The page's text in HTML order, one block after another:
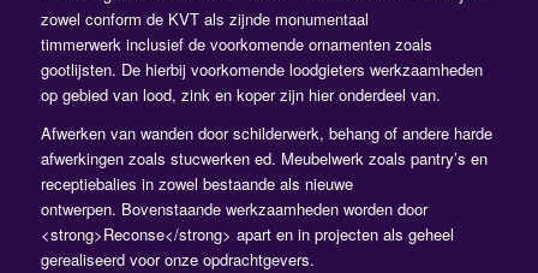
zowel conform de KVT als zijnde monumentaal
timmerwerk inclusief de voorkomende ornamenten zoals
gootlijsten. De hierbij voorkomende loodgieters werkzaamheden
op gebied van lood, zink en koper zijn hier onderdeel van.
Afwerken van wanden door schilderwerk, behang of andere harde
afwerkingen zoals stucwerken ed. Meubelwerk zoals pantry’s en
receptiebalies in zowel bestaande als nieuwe
ontwerpen. Bovenstaande werkzaamheden worden door
<strong>Reconse</strong> apart en in projecten als geheel
gerealiseerd voor onze opdrachtgevers.